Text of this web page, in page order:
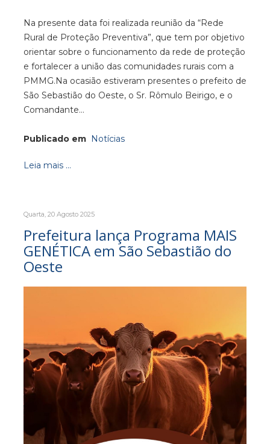
Na presente data foi realizada reunião da “Rede
Rural de Proteção Preventiva”, que tem por objetivo
orientar sobre o funcionamento da rede de proteção
e fortalecer a união das comunidades rurais com a
PMMG.Na ocasião estiveram presentes o prefeito de
São Sebastião do Oeste, o Sr. Rômulo Beirigo, e o
Comandante…
Publicado em Notícias
Leia mais ...
Quarta, 20 Agosto 2025
Prefeitura lança Programa MAIS
GENÉTICA em São Sebastião do
Oeste